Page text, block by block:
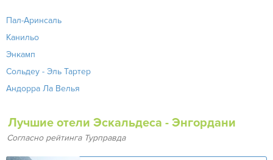
Пал-Аринсаль
Канильо
Энкамп
Сольдеу - Эль Тартер
Андорра Ла Велья
Лучшие отели Эскальдеса - Энгордани
Согласно рейтинга Турправда